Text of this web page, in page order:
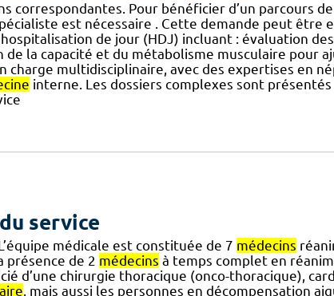
correspondantes. Pour bénéficier d’un parcours de
est nécessaire . Cette demande peut être
de jour (HDJ) incluant : évaluation
de la capacité et du métabolisme musculaire pour
charge multidisciplinaire, avec des expertises en
interne. Les dossiers complexes sont
service
médicale est constituée de 7 médecins
de 2 médecins à temps complet en
d’une chirurgie thoracique (onco-thoracique),
, mais aussi les personnes en décompensation